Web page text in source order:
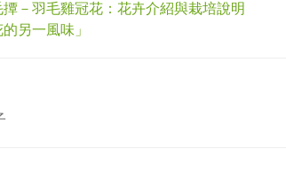
－羽毛雞冠花：花卉介紹與栽培說明
的另一風味」